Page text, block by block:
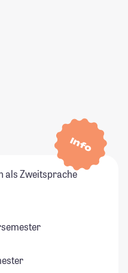
Info
als Zweitsprache